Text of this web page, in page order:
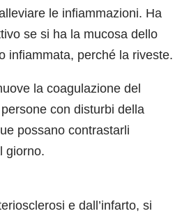
le infiammazioni. Ha
se si ha la mucosa dello
infiammata, perché la riveste.
la coagulazione del
con disturbi della
possano contrastarli
giorno.
e dall’infarto, si